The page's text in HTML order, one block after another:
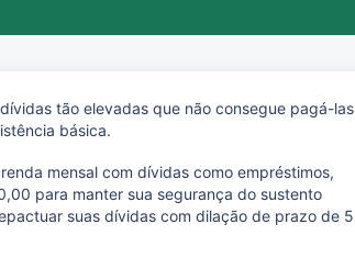
tão elevadas que não consegue pagá-las
básica.
mensal com dívidas como empréstimos,
para manter sua segurança do sustento
suas dívidas com dilação de prazo de 5